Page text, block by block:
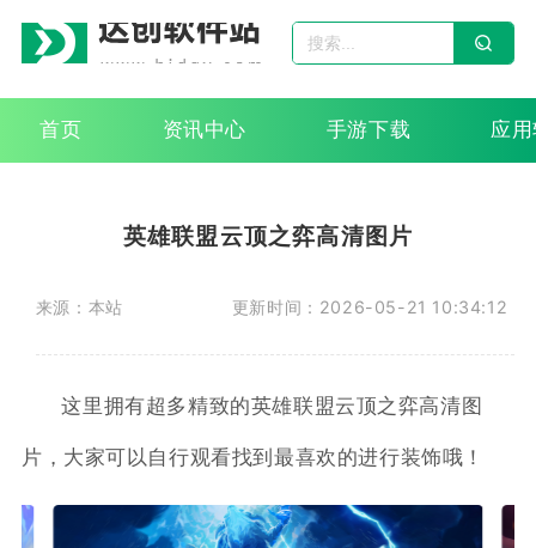
首页 资讯中心 手游下载 应
英雄联盟云顶之弈高清图片
来源：本站 更新时间：2026-05-21 10:34:12
这里拥有超多精致的英雄联盟云顶之弈高清图
片，大家可以自行观看找到最喜欢的进行装饰哦！